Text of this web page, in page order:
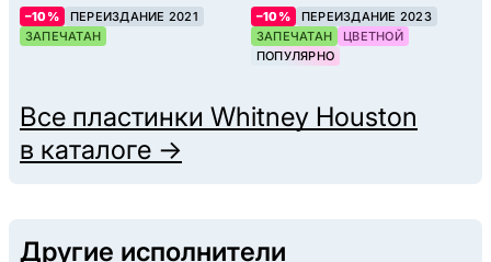
–10%
ПЕРЕИЗДАНИЕ 2021
ЗАПЕЧАТАН
–10%
ПЕРЕИЗДАНИЕ 2023
ЗАПЕЧАТАН
ЦВЕТНОЙ
ПОПУЛЯРНО
Все пластинки Whitney Houston
в каталоге →
Другие исполнители